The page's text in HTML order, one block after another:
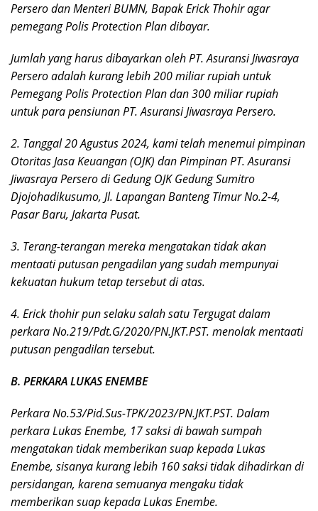
Persero dan Menteri BUMN, Bapak Erick Thohir agar
pemegang Polis Protection Plan dibayar.
Jumlah yang harus dibayarkan oleh PT. Asuransi Jiwasraya
Persero adalah kurang lebih 200 miliar rupiah untuk
Pemegang Polis Protection Plan dan 300 miliar rupiah
untuk para pensiunan PT. Asuransi Jiwasraya Persero.
2. Tanggal 20 Agustus 2024, kami telah menemui pimpinan
Otoritas Jasa Keuangan (OJK) dan Pimpinan PT. Asuransi
Jiwasraya Persero di Gedung OJK Gedung Sumitro
Djojohadikusumo, Jl. Lapangan Banteng Timur No.2-4,
Pasar Baru, Jakarta Pusat.
3. Terang-terangan mereka mengatakan tidak akan
mentaati putusan pengadilan yang sudah mempunyai
kekuatan hukum tetap tersebut di atas.
4. Erick thohir pun selaku salah satu Tergugat dalam
perkara No.219/Pdt.G/2020/PN.JKT.PST. menolak mentaati
putusan pengadilan tersebut.
B. PERKARA LUKAS ENEMBE
Perkara No.53/Pid.Sus-TPK/2023/PN.JKT.PST. Dalam
perkara Lukas Enembe, 17 saksi di bawah sumpah
mengatakan tidak memberikan suap kepada Lukas
Enembe, sisanya kurang lebih 160 saksi tidak dihadirkan di
persidangan, karena semuanya mengaku tidak
memberikan suap kepada Lukas Enembe.